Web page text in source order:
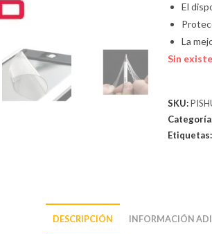
El
La
Sin
SKU:
Etiquetas:
DESCRIPCIÓN INFORMACIÓN